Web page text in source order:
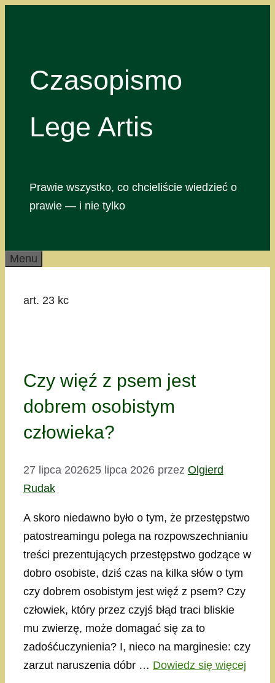
Czasopismo
Lege Artis
Prawie wszystko, co chcieliście wiedzieć o
prawie — i nie tylko
Menu
art. 23 kc
Czy więź z psem jest
dobrem osobistym
człowieka?
27 lipca 202625 lipca 2026 przez Olgierd
Rudak
A skoro niedawno było o tym, że przestępstwo
patostreamingu polega na rozpowszechnianiu
treści prezentujących przestępstwo godzące w
dobro osobiste, dziś czas na kilka słów o tym
czy dobrem osobistym jest więź z psem? Czy
człowiek, który przez czyjś błąd traci bliskie
mu zwierzę, może domagać się za to
zadośćuczynienia? I, nieco na marginesie: czy
zarzut naruszenia dóbr … Dowiedz się więcej